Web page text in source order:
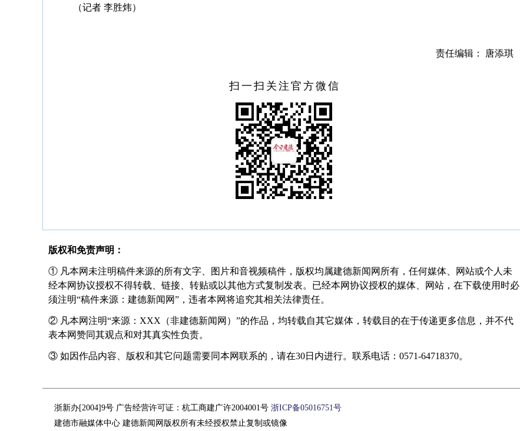
（记者 李胜炜）
责任编辑： 唐添琪
扫一扫关注官方微信
版权和免责声明：
① 凡本网未注明稿件来源的所有文字、图片和音视频稿件，版权均属建德新闻网所有，任何媒体、网站或个人未
经本网协议授权不得转载、链接、转贴或以其他方式复制发表。已经本网协议授权的媒体、网站，在下载使用时必
须注明“稿件来源：建德新闻网”，违者本网将追究其相关法律责任。
② 凡本网注明“来源：XXX（非建德新闻网）”的作品，均转载自其它媒体，转载目的在于传递更多信息，并不代
表本网赞同其观点和对其真实性负责。
③ 如因作品内容、版权和其它问题需要同本网联系的，请在30日内进行。联系电话：0571-64718370。
浙新办[2004]9号 广告经营许可证：杭工商建广许2004001号 浙ICP备05016751号
建德市融媒体中心 建德新闻网版权所有未经授权禁止复制或镜像